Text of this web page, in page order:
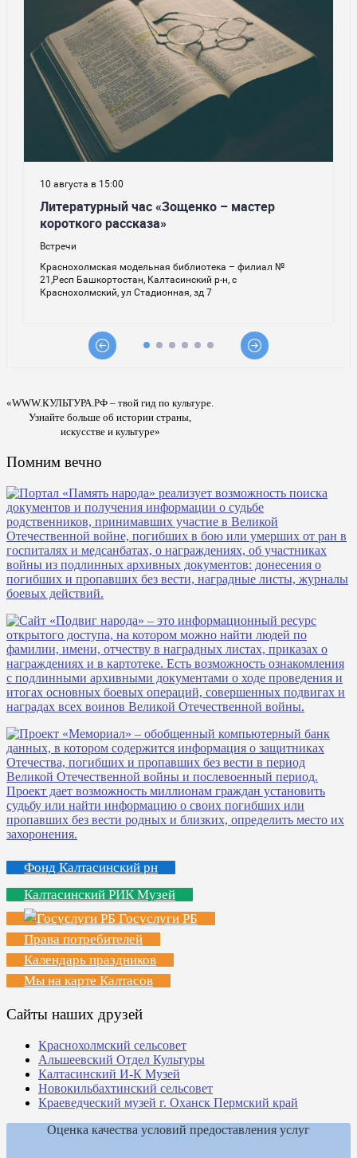
«WWW.КУЛЬТУРА.РФ – твой гид по культуре.
Узнайте больше об истории страны,
искусстве и культуре»
Помним вечно
Фонд Калтасинский рн
Калтасинский РИК Музей
Госуслуги РБ
Права потребителей
Календарь праздников
Мы на карте Калтасов
Сайты наших друзей
Краснохолмский сельсовет
Альшеевский Отдел Культуры
Калтасинский И-К Музей
Новокильбахтинский сельсовет
Краеведческий музей г. Оханск Пермский край
Оценка качества условий предоставления услуг